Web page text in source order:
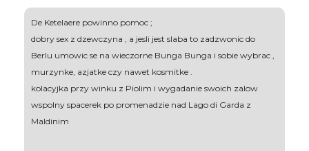
De Ketelaere powinno pomoc ;
dobry sex z dzewczyna , a jesli jest slaba to zadzwonic do
Berlu umowic se na wieczorne Bunga Bunga i sobie wybrac ,
murzynke, azjatke czy nawet kosmitke .
kolacyjka przy winku z Piolim i wygadanie swoich zalow
wspolny spacerek po promenadzie nad Lago di Garda z
Maldinim